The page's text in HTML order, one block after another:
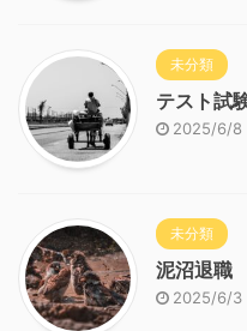
未分類
テスト試
2025/6/8
未分類
泥沼退職
2025/6/3